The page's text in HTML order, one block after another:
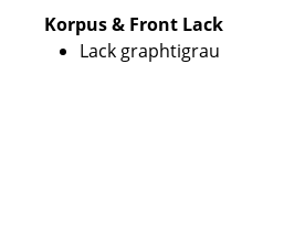
Korpus & Front Lack
Lack graphtigrau